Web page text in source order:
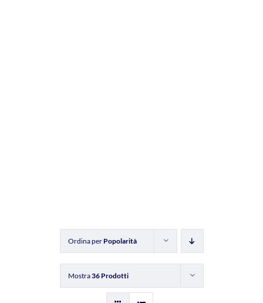
Ordina per Popolarità
Mostra36 Prodotti